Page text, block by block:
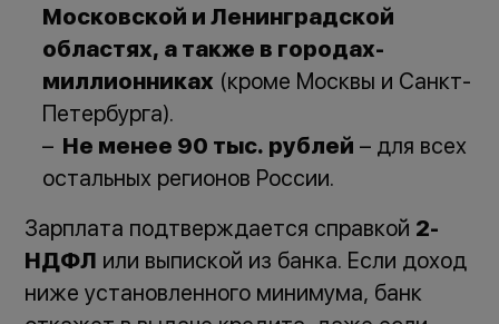
Московской и Ленинградской
областях, а также в городах-
миллионниках (кроме Москвы и Санкт-
Петербурга).
Не менее 90 тыс. рублей – для всех
остальных регионов России.
Зарплата подтверждается справкой 2-
НДФЛ или выпиской из банка. Если доход
ниже установленного минимума, банк